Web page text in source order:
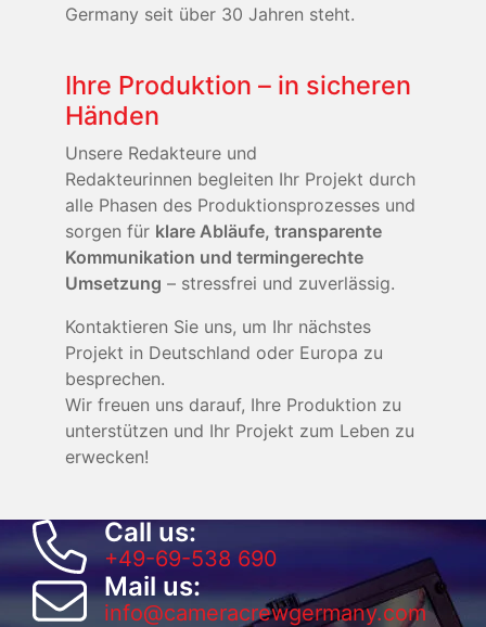
Germany seit über 30 Jahren steht.
Ihre Produktion – in sicheren
Händen
Unsere Redakteure und
Redakteurinnen begleiten Ihr Projekt durch
alle Phasen des Produktionsprozesses und
sorgen für klare Abläufe, transparente
Kommunikation und termingerechte
Umsetzung – stressfrei und zuverlässig.
Kontaktieren Sie uns, um Ihr nächstes
Projekt in Deutschland oder Europa zu
besprechen.
Wir freuen uns darauf, Ihre Produktion zu
unterstützen und Ihr Projekt zum Leben zu
erwecken!
Call us:
+49-69-538 690
Mail us:
info@cameracrewgermany.com